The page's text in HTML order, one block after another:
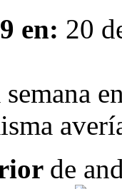
en: 20
de